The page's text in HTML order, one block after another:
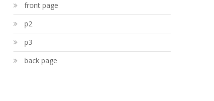
front page
p2
p3
back page